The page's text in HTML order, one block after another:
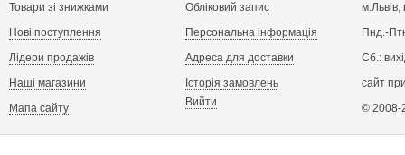
Товари зі знижками
Нові поступлення
Лідери продажів
Наші магазини
Мапа сайту
Обліковий запис
Персональна інформація
Адреса для доставки
Історія замовлень
Вийти
Пнд.-
Сб.:
сайт
© 2008-